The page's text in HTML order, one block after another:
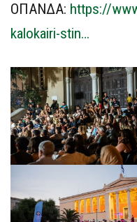
ΟΠΑΝΔΑ: https://
kalokairi-stin…